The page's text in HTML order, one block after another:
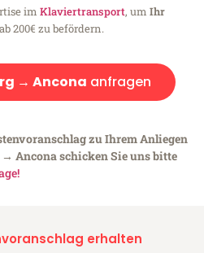
im Klaviertransport, um Ihr
ab 200€ zu befördern.
→ Ancona anfragen
zu Ihrem Anliegen
Ancona schicken Sie uns bitte
erhalten